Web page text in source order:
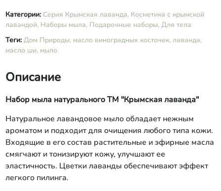
Категории: Серия Крымская лаванда, Косметика с крымской
лавандой, Наборы мыла, Подарочные наборы, Для тела
Теги: Дом Природы, масло виноградных косточек, лаванда,
масло ши, мыло
Описание
Набор мыла натурального ТМ "Крымская лаванда"
Натуральное лавандовое мыло обладает нежным
ароматом и подходит для очищения любого типа кожи.
Входящие в его состав растительные и эфирные масла
смягчают и тонизируют кожу, улучшают ее
эластичность. Цветки лаванды обеспечивают эффект
легкого пилинга.